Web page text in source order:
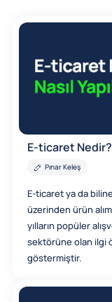
E-ticaret Nedir?
Pınar Keleş
E-ticaret ya da
üzerinden ürün
yılların popüler
sektörüne olan ilgi
göstermiştir.